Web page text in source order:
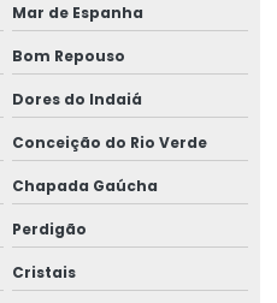
Mar de Espanha
Bom Repouso
Dores do Indaiá
Conceição do Rio Verde
Chapada Gaúcha
Perdigão
Cristais